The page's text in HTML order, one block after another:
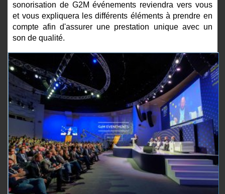
sonorisation de G2M événements reviendra vers vous
et vous expliquera les différents éléments à prendre en
compte afin d'assurer une prestation unique avec un
son de qualité.